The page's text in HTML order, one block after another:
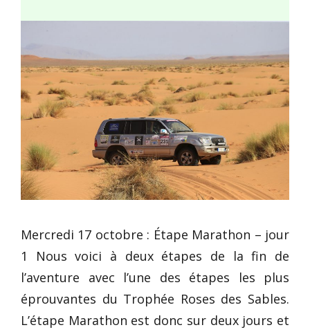
Mercredi 17 octobre : Étape Marathon – jour
1 Nous voici à deux étapes de la fin de
l’aventure avec l’une des étapes les plus
éprouvantes du Trophée Roses des Sables.
L’étape Marathon est donc sur deux jours et